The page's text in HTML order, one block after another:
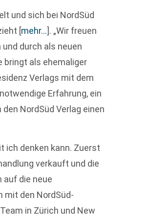
und sich bei NordSüd
[mehr…]. „Wir freuen
durch als neuen
bringt als ehemaliger
Verlags mit dem
Erfahrung, ein
NordSüd Verlag einen
ich denken kann. Zuerst
verkauft und die
auf die neue
mit den NordSüd-
in Zürich und New